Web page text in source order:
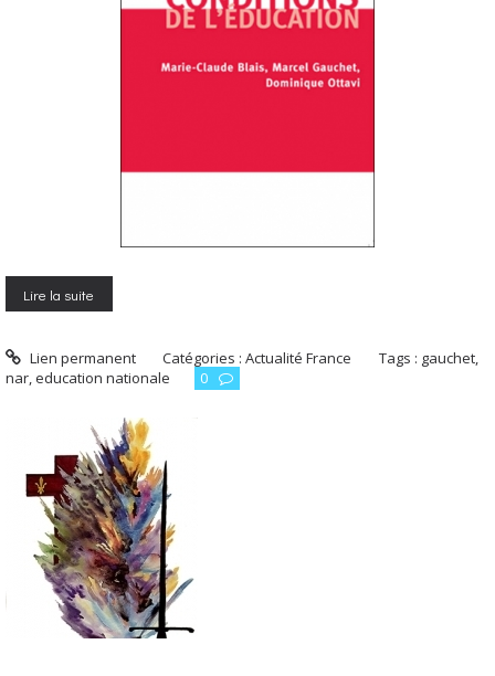
Lire la suite
Lien permanent Catégories :Actualité France Tags : gauchet,
nar,education nationale 0